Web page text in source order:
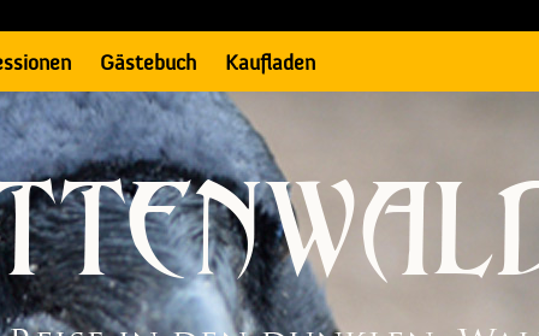
Gästebuch Kaufladen